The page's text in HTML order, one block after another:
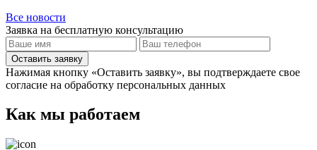
Все новости
Заявка на бесплатную консультацию
Оставить заявку
Нажимая кнопку «Оставить заявку», вы подтверждаете свое
согласие на обработку персональных данных
Как мы работаем